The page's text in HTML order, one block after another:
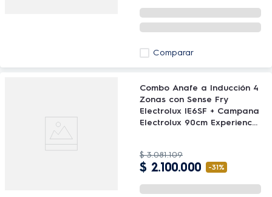
Comparar
Combo Anafe a Inducción 4
Zonas con Sense Fry
Electrolux IE6SF + Campana
Electrolux 90cm Experience
$ 3.081.109
$ 2.100.000 -31%